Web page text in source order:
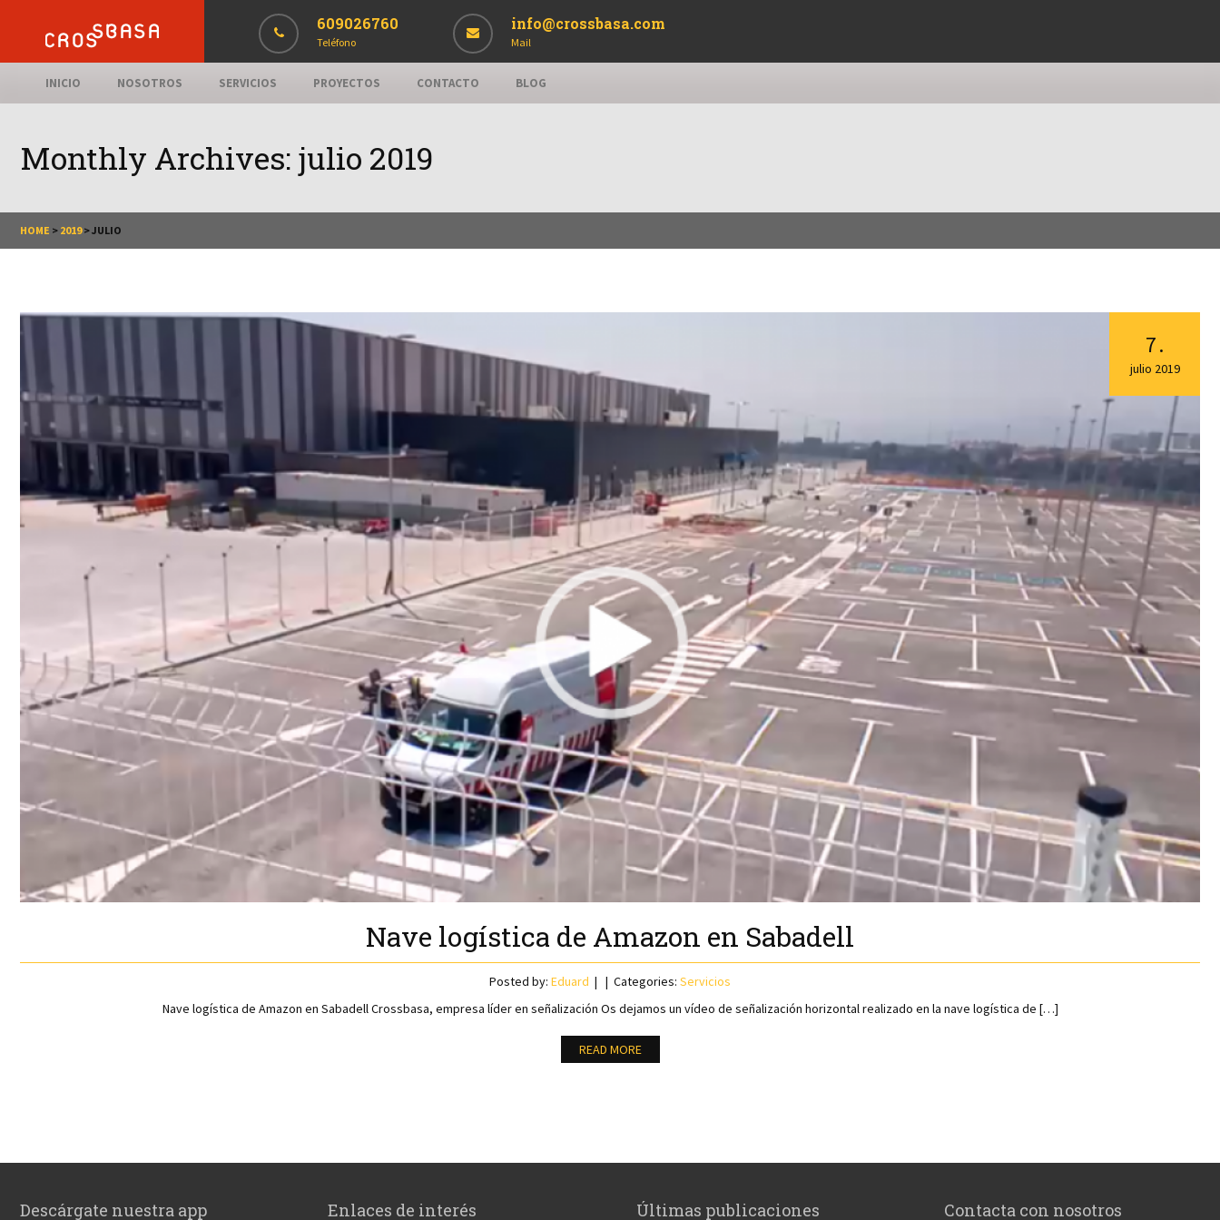
609026760
Teléfono
info@crossbasa.com
Mail
INICIO NOSOTROS SERVICIOS PROYECTOS CONTACTO BLOG
Monthly Archives: julio 2019
HOME > 2019 >JULIO
Nave logística de Amazon en Sabadell
7.
julio 2019
Posted by: Eduard Categories: Servicios
Nave logística de Amazon en Sabadell Crossbasa, empresa líder en señalización Os dejamos un vídeo de señalización horizontal realizado en la nave logística de […]
READ MORE
Descárgate nuestra app Enlaces de interés Últimas publicaciones Contacta con nosotros